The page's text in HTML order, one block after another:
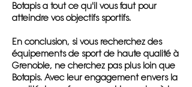
Botapis a tout ce qu'il vous faut pour
atteindre vos objectifs sportifs.
En conclusion, si vous recherchez des
équipements de sport de haute qualité à
Grenoble, ne cherchez pas plus loin que
Botapis. Avec leur engagement envers la